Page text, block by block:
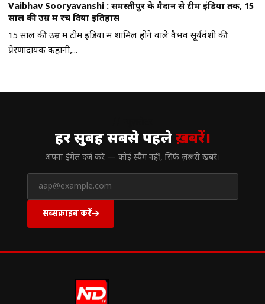
Vaibhav Sooryavanshi : समस्तीपुर के मैदान से टीम इंडिया तक, 15
साल की उम्र में रच दिया इतिहास
15 साल की उम्र में टीम इंडिया में शामिल होने वाले वैभव सूर्यवंशी की
प्रेरणादायक कहानी,...
हर सुबह सबसे पहलेख़बरें।
अपना ईमेल दर्ज करें — कोई स्पैम नहीं, सिर्फ ज़रूरी खबरें।
सब्सक्राइब करें